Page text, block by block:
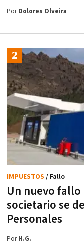
PorDolores Olveira
Un nuevo fallo
societario se
Personales
IMPUESTOS / Fallo
PorH.G.